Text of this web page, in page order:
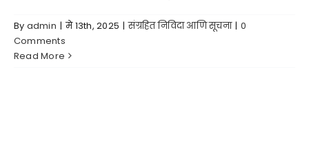
By admin | मे 13th, 2025 | संग्रहित निविदा आणि सूचना | 0
Comments
Read More